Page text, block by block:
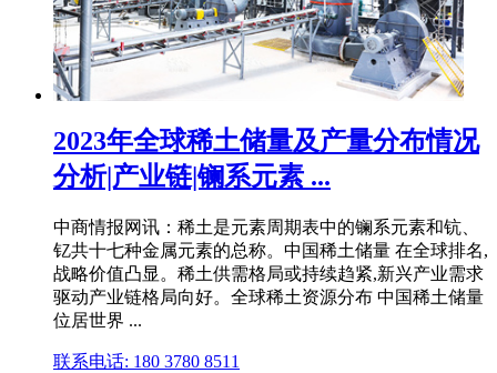
2023年全球稀土储量及产量分布情况
分析|产业链|镧系元素 ...
中商情报网讯：稀土是元素周期表中的镧系元素和钪、
钇共十七种金属元素的总称。中国稀土储量 在全球排名,
战略价值凸显。稀土供需格局或持续趋紧,新兴产业需求
驱动产业链格局向好。全球稀土资源分布 中国稀土储量
位居世界 ...
联系电话: 180 3780 8511